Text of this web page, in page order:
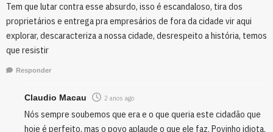
Tem que lutar contra esse absurdo, isso é escandaloso, tira dos
proprietários e entrega pra empresários de fora da cidade vir aqui
explorar, descaracteriza a nossa cidade, desrespeito a história, temos
que resistir
Responder
Claudio Macau 2 anos ago
Nós sempre soubemos que era e o que queria este cidadão que
hoje é perfeito, mas o povo aplaude o que ele faz. Povinho idiota.